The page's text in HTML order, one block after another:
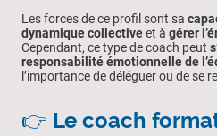
Les forces de ce profil sont sa
dynamique collectiveet à gérer
Cependant, ce type de coach peut
responsabilité émotionnelle de
l’importance de déléguer ou de se
👉 Le coach